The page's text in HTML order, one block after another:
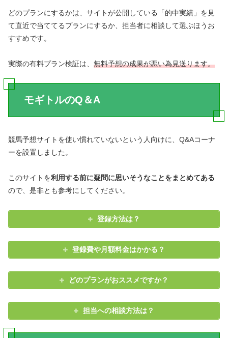
どのプランにするかは、サイトが公開している「的中実績」を見
て直近で当ててるプランにするか、担当者に相談して選ぶほうお
すすめです。
実際の有料プラン検証は、 無料予想の成果が悪い為見送ります。
モギトルのQ＆A
競馬予想サイトを使い慣れていないという人向けに、Q&Aコーナ
ーを設置しました。
このサイトを利用する前に疑問に思いそうなことをまとめてある
ので、是非とも参考にしてください。
登録方法は？
登録費や月額料金はかかる？
どのプランがおススメですか？
担当への相談方法は？